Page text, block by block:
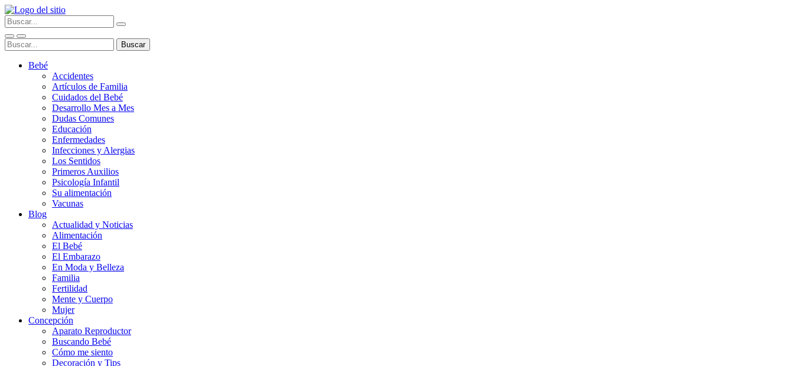
Bebé
Accidentes
Artículos de Familia
Cuidados del Bebé
Desarrollo Mes a Mes
Dudas Comunes
Educación
Enfermedades
Infecciones y Alergias
Los Sentidos
Primeros Auxilios
Psicología Infantil
Su alimentación
Vacunas
Blog
Actualidad y Noticias
Alimentación
El Bebé
El Embarazo
En Moda y Belleza
Familia
Fertilidad
Mente y Cuerpo
Mujer
Concepción
Aparato Reproductor
Buscando Bebé
Cómo me siento
Decoración y Tips